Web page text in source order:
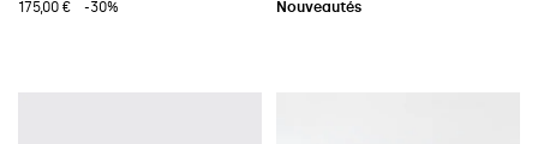
175,00 €
-30%